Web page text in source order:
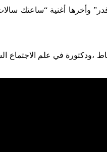
وأخرها أغنية “ساعتك
،ودكتورة في علم الاجتماع